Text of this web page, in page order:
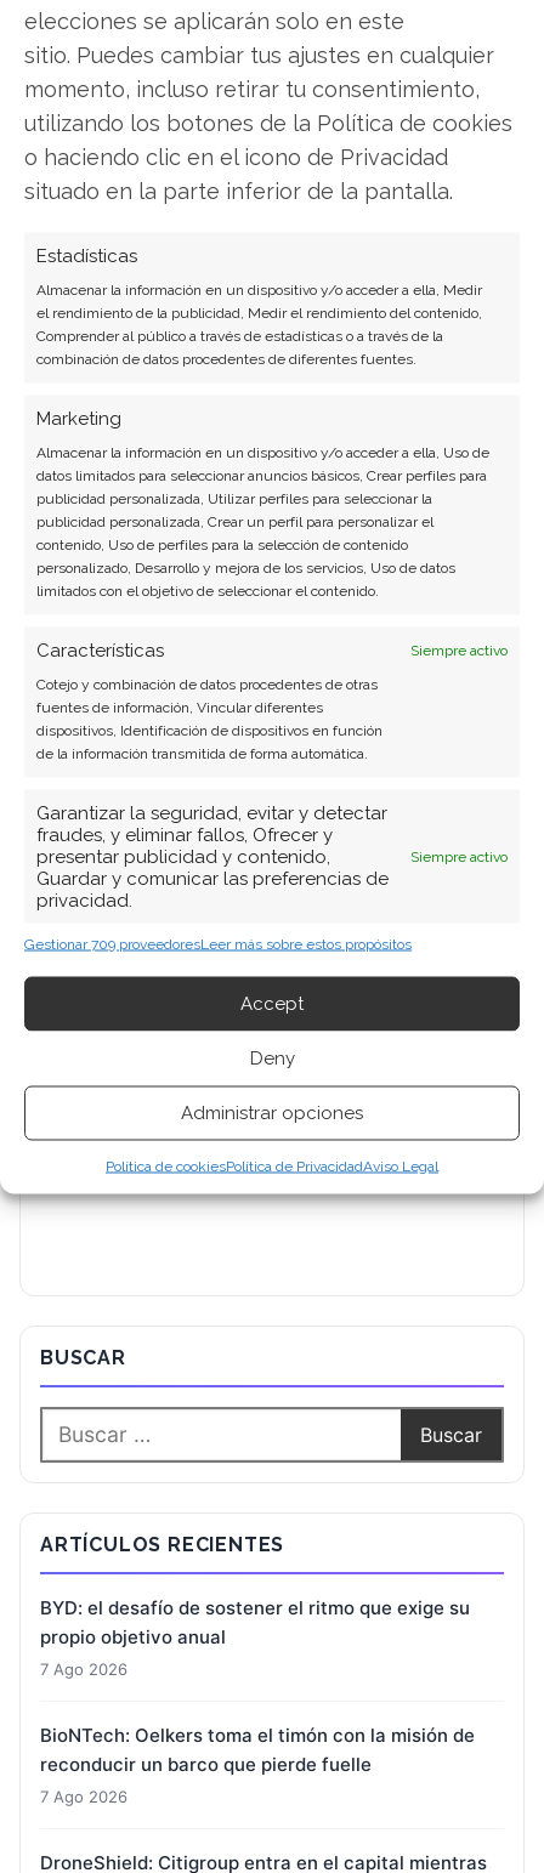
elecciones se aplicarán solo en este
sitio. Puedes cambiar tus ajustes en cualquier
momento, incluso retirar tu consentimiento,
utilizando los botones de la Política de cookies
o haciendo clic en el icono de Privacidad
situado en la parte inferior de la pantalla.
Estadísticas
Almacenar la información en un dispositivo y/o acceder a ella, Medir
el rendimiento de la publicidad, Medir el rendimiento del contenido,
Comprender al público a través de estadísticas o a través de la
combinación de datos procedentes de diferentes fuentes.
Marketing
Almacenar la información en un dispositivo y/o acceder a ella, Uso de
datos limitados para seleccionar anuncios básicos, Crear perfiles para
publicidad personalizada, Utilizar perfiles para seleccionar la
publicidad personalizada, Crear un perfil para personalizar el
contenido, Uso de perfiles para la selección de contenido
personalizado, Desarrollo y mejora de los servicios, Uso de datos
limitados con el objetivo de seleccionar el contenido.
Características
Siempre activo
Cotejo y combinación de datos procedentes de otras
fuentes de información, Vincular diferentes
dispositivos, Identificación de dispositivos en función
de la información transmitida de forma automática.
Garantizar la seguridad, evitar y detectar
fraudes, y eliminar fallos, Ofrecer y
presentar publicidad y contenido,
Guardar y comunicar las preferencias de
privacidad.
Siempre activo
Gestionar 709 proveedoresLeer más sobre estos propósitos
Accept
Deny
Administrar opciones
Política de cookiesPolítica de PrivacidadAviso Legal
SOBRE EL AUTOR
Analista tecnológica enfocada en innovación digital,
comercio electrónico y aplicaciones móviles.
Colaboradora habitual en medios especializados
del sector tech.
BUSCAR
ARTÍCULOS RECIENTES
BYD: el desafío de sostener el ritmo que exige su
propio objetivo anual
7 Ago 2026
BioNTech: Oelkers toma el timón con la misión de
reconducir un barco que pierde fuelle
7 Ago 2026
DroneShield: Citigroup entra en el capital mientras